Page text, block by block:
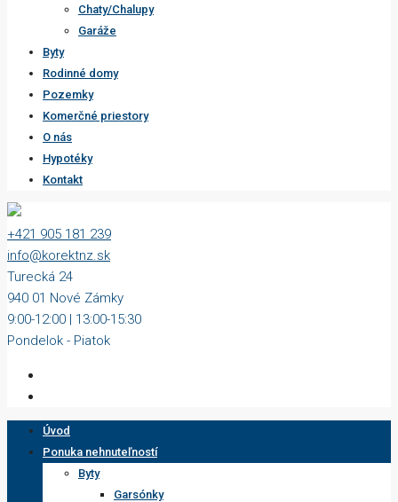
Chaty/Chalupy
Garáže
Byty
Rodinné domy
Pozemky
Komerčné priestory
O nás
Hypotéky
Kontakt
+421 905 181 239
info@korektnz.sk
Turecká 24
940 01 Nové Zámky
9:00-12:00 | 13:00-15:30
Pondelok - Piatok
Úvod
Ponuka nehnuteľností
Byty
Garsónky